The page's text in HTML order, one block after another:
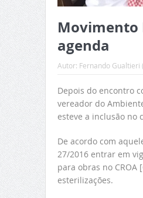
Movimento
agenda
Autor: Fernando Gualtieri
Depois do encontro
vereador do
esteve a inclusão no
De acordo com
27/2016 entrar em
para obras no CROA
esterilizações.